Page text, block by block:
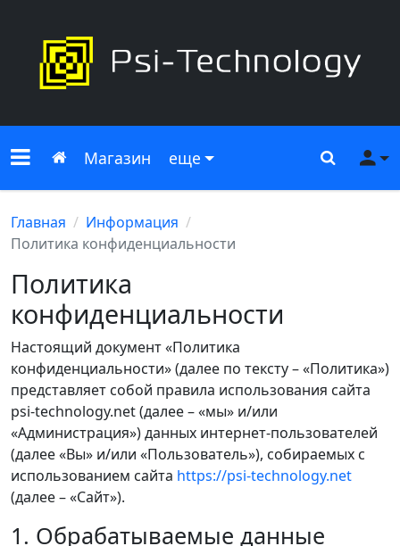
Меню сайта
Главная
Магазин еще Поиск
Главная
Информация
Политика конфиденциальности
Политика
конфиденциальности
Настоящий документ «Политика
конфиденциальности» (далее по тексту – «Политика»)
представляет собой правила использования сайта
psi-technology.net (далее – «мы» и/или
«Администрация») данных интернет-пользователей
(далее «Вы» и/или «Пользователь»), собираемых с
использованием сайта https://psi-technology.net
(далее – «Сайт»).
1. Обрабатываемые данные